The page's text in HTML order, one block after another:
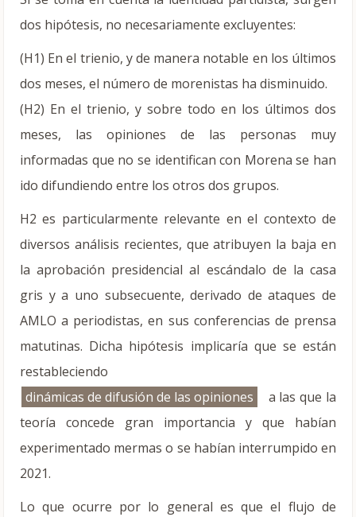
dos hipótesis, no necesariamente excluyentes:
(H1) En el trienio, y de manera notable en los últimos
dos meses, el número de morenistas ha disminuido.
(H2) En el trienio, y sobre todo en los últimos dos
meses, las opiniones de las personas muy
informadas que no se identifican con Morena se han
ido difundiendo entre los otros dos grupos.
H2 es particularmente relevante en el contexto de
diversos análisis recientes, que atribuyen la baja en
la aprobación presidencial al escándalo de la casa
gris y a uno subsecuente, derivado de ataques de
AMLO a periodistas, en sus conferencias de prensa
matutinas. Dicha hipótesis implicaría que se están
restableciendo
dinámicas de difusión de las opiniones
a las que la
teoría concede gran importancia y que habían
experimentado mermas o se habían interrumpido en
2021.
Lo que ocurre por lo general es que el flujo de